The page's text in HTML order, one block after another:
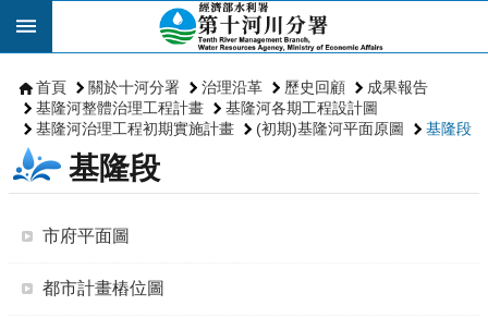
跳到主要內容區塊
首頁 關於十河分署 治理沿革 歷史回顧
成果報告
基隆河整體治理工程計畫
基隆河各期工程設計圖
基隆河治理工程初期實施計畫
(初期)基隆河平面原圖 基隆段
基隆段
市府平面圖
都市計畫樁位圖